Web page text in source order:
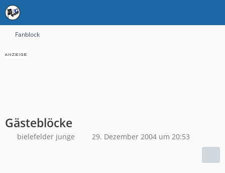
Fanblock
Gästeblöcke
bielefelder junge 29. Dezember 2004 um 20:53